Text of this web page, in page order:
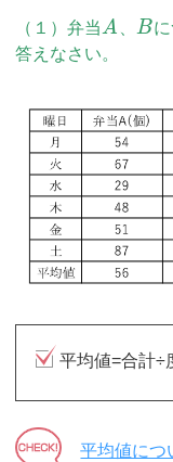
（１）弁当A B
答えなさい。
平均値=合計÷
平均値につ